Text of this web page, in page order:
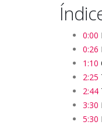
0:00
0:26
1:10
2:25
2:44
3:30
5:30